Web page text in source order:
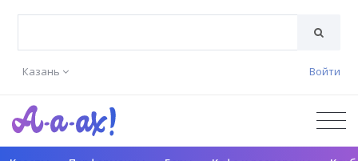
Казань Войти